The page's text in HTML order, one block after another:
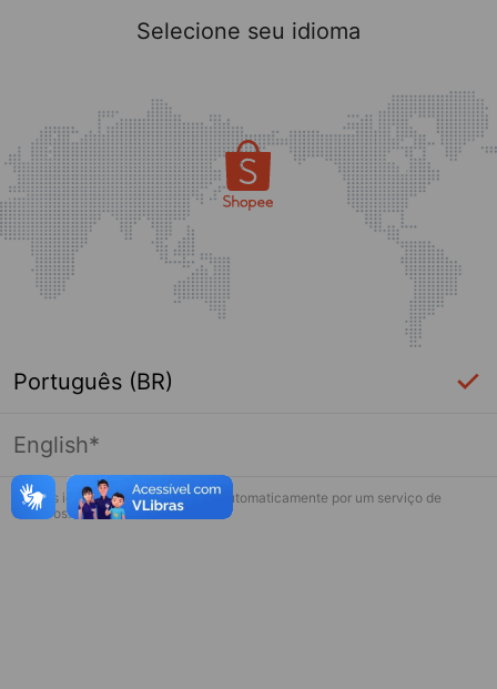
Página indisponível
Desculpe, algo deu errado. Faça login
Selecione seu idioma
Português (BR)
English*
* Esses idiomas serão traduzidos automaticamente por um serviço de
terceiros.